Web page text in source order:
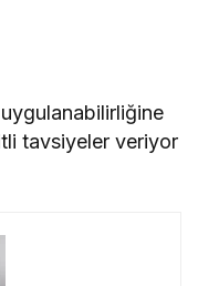
tavsiyeler veriyor